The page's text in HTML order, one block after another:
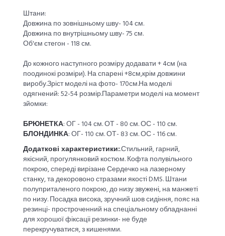
Штани:
Довжина по зовнішньому шву- 104 см.
Довжина по внутрішньому шву- 75 см.
Об'єм стегон - 118 см.
До кожного наступного розміру додавати + 4см (на
поодинокі розміри). На спарені +8см,крім довжини
виробу.Зріст моделі на фото- 170см.На моделі
одягнений: 52-54 розмір.Параметри моделі на момент
зйомки:
БРЮНЕТКА: ОГ - 104 см. ОТ - 80 см. ОС - 110 см.
БЛОНДИНКА: ОГ- 110 см. ОТ- 83 см. ОС - 116 см.
Додаткові характеристики:.Стильний, гарний,
якісний, прогулянковий костюм. Кофта полувільного
покрою, спереді вирізане Сердечко на лазерному
станку, та декоровоно стразами якості DMS. Штани
полуприталеного покрою, до низу звужені, на манжеті
по низу. Посадка висока, зручний шов сидіння, пояс на
резинці- простроченний на спеціальному обладнанні
для хорошої фіксаціі резинки- не буде
перекручуватися, з кишенями.